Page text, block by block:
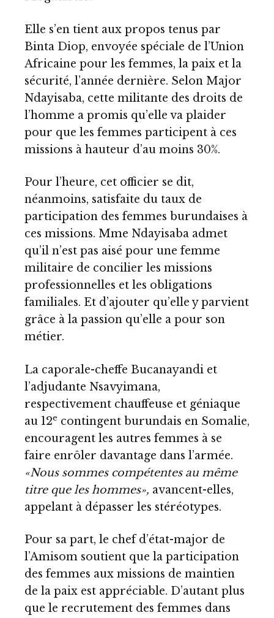
Elle s’en tient aux propos tenus par
Binta Diop, envoyée spéciale de l’Union
Africaine pour les femmes, la paix et la
sécurité, l’année dernière. Selon Major
Ndayisaba, cette militante des droits de
l’homme a promis qu’elle va plaider
pour que les femmes participent à ces
missions à hauteur d’au moins 30%.
Pour l’heure, cet officier se dit,
néanmoins, satisfaite du taux de
participation des femmes burundaises à
ces missions. Mme Ndayisaba admet
qu’il n’est pas aisé pour une femme
militaire de concilier les missions
professionnelles et les obligations
familiales. Et d’ajouter qu’elle y parvient
grâce à la passion qu’elle a pour son
métier.
La caporale-cheffe Bucanayandi et
l’adjudante Nsavyimana,
respectivement chauffeuse et géniaque
au 12e contingent burundais en Somalie,
encouragent les autres femmes à se
faire enrôler davantage dans l’armée.
«Nous sommes compétentes au même
titre que les hommes», avancent-elles,
appelant à dépasser les stéréotypes.
Pour sa part, le chef d’état-major de
l’Amisom soutient que la participation
des femmes aux missions de maintien
de la paix est appréciable. D’autant plus
que le recrutement des femmes dans